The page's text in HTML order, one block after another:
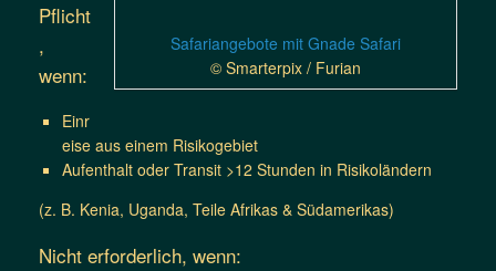
Safariangebote mit Gnade Safari
© Smarterpix / Furian
Pflicht
,
wenn:
Einr
eise aus einem Risikogebiet
Aufenthalt oder Transit >12 Stunden in Risikoländern
(z. B. Kenia, Uganda, Teile Afrikas & Südamerikas)
Nicht erforderlich, wenn: